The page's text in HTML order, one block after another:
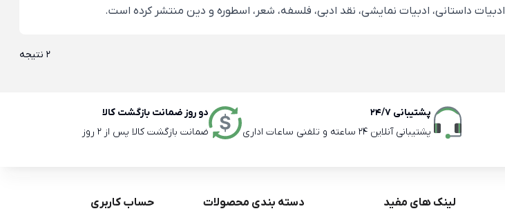
2 نتیجه
پشتیبانی 24/7
پشتیبانی آنلاین 24 ساعته و تلفنی ساعات اداری
دو روز ضمانت بازگشت کالا
ضمانت بازگشت کالا پس از 2 روز
لینک های مفید
دسته بندی محصولات
حساب کاربری